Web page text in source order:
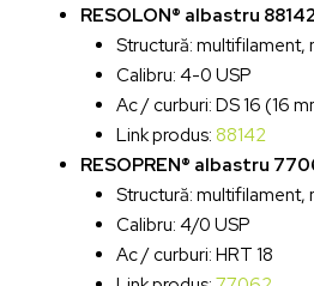
RESOLON® albastru 88142
Structură: multifilament,
Calibru: 4-0 USP
Ac / curburi: DS 16 (16
Link produs: 88142
RESOPREN® albastru
Structură: multifilament,
Calibru: 4/0 USP
Ac / curburi: HRT 18